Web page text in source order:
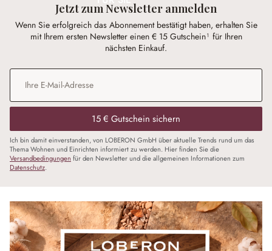
Jetzt zum Newsletter anmelden
Wenn Sie erfolgreich das Abonnement bestätigt haben, erhalten Sie
mit Ihrem ersten Newsletter einen € 15 Gutschein¹ für Ihren
nächsten Einkauf.
E-Mail-Adresse
15 € Gutschein sichern
Ich bin damit einverstanden, von LOBERON GmbH über aktuelle Trends rund um das
Thema Wohnen und Einrichten informiert zu werden. Hier finden Sie die
Versandbedingungen für den Newsletter und die allgemeinen Informationen zum
Datenschutz.